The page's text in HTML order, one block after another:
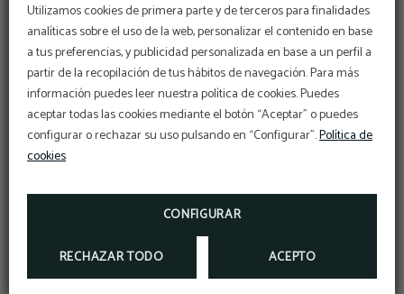
Utilizamos cookies de primera parte y de terceros para finalidades
analíticas sobre el uso de la web, personalizar el contenido en base
a tus preferencias, y publicidad personalizada en base a un perfil a
partir de la recopilación de tus hábitos de navegación. Para más
información puedes leer nuestra política de cookies. Puedes
aceptar todas las cookies mediante el botón “Aceptar” o puedes
configurar o rechazar su uso pulsando en “Configurar”.Política de
cookies
CONFIGURAR
RECHAZAR TODO ACEPTO
RNET Nº18
Condiciones del programa
MEMBERS ONLY
Aviso legal
Resolución de Conflictos de Consumo